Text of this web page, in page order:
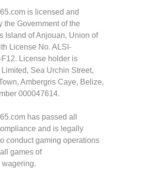
is licensed and
the Government of the
Island of Anjouan, Union of
License No. ALSI-
License holder is
Sea Urchin Street,
Ambergris Caye, Belize,
000047614.
has passed all
and is legally
conduct gaming operations
games of